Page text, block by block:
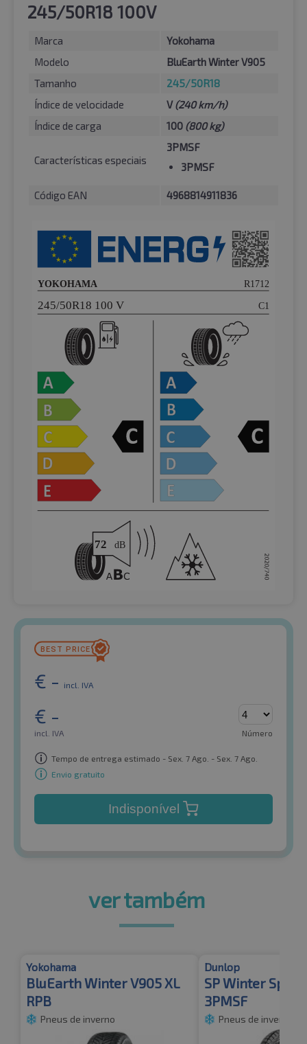
245/50R18 100V
Marca
Yokohama
Modelo
BluEarth Winter V905
Tamanho
245/50R18
Índice de velocidade
V(240 km/h)
Índice de carga
100 (800 kg)
Características especiais
3PMSF
3PMSF
Código EAN 4968814911836
€ - incl. IVA
€ -
incl. IVA Número
Tempo de entrega estimado - Sex. 7 Ago. - Sex. 7 Ago.
Envio gratuito
Indisponível
ver também
Yokohama
BluEarth Winter V905 XL
RPB
Pneus de inverno
Dunlop
SP Winter Sport
3PMSF
Pneus de inverno